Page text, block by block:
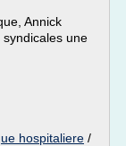
Annick
une
hospitaliere /